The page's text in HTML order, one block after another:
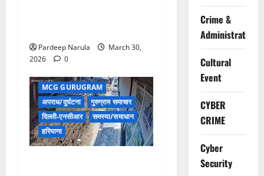
Pardeep Narula
March 30,
2026
0
MCG GURUGRAM
अपराध/दुर्घटना
गुरुग्राम समाचार
दिल्ली-एनसीआर
समस्या/समाधान
हरियाणा
Crime &
Administration
Cultural
Event
CYBER
CRIME
Cyber
Security